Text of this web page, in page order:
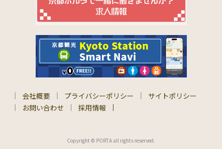
会社概要 プライバシーポリシー
サイトポリシー
お問い合わせ
採用情報
Copyright © PORTA all rights reserved.